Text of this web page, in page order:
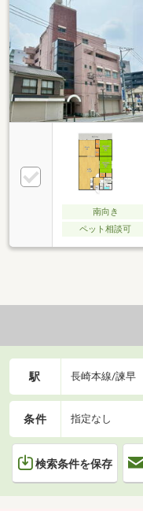
ス＞●長崎県営
歩3分●JR諫早
離については
全て概算の距離
南向き
ペット相談可
駅 長崎本線/諫早
条件 指定なし
検索条件を保存